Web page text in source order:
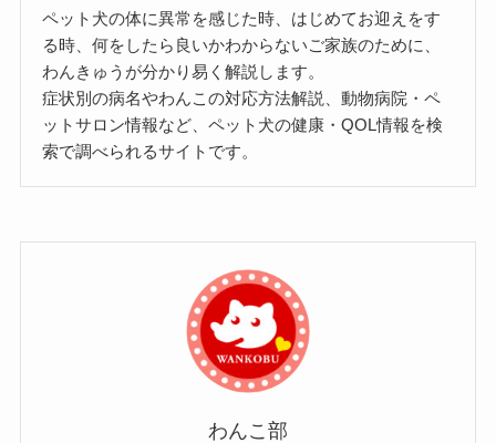
ペット犬の体に異常を感じた時、はじめてお迎えをす
る時、何をしたら良いかわからないご家族のために、
わんきゅうが分かり易く解説します。
症状別の病名やわんこの対応方法解説、動物病院・ペ
ットサロン情報など、ペット犬の健康・QOL情報を検
索で調べられるサイトです。
わんこ部